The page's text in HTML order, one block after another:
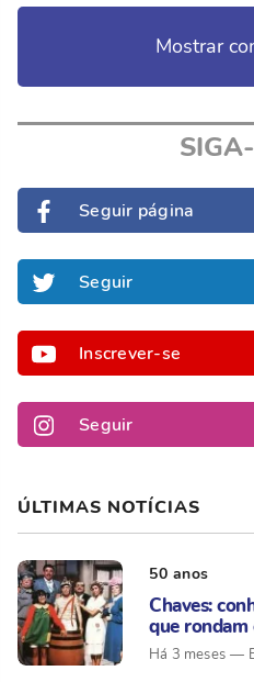
Mostrar
Seguir página
Seguir
Inscrever-se
Seguir
ÚLTIMAS NOTÍCIAS
50 anos
Chaves:
que rondam
Há 3 meses